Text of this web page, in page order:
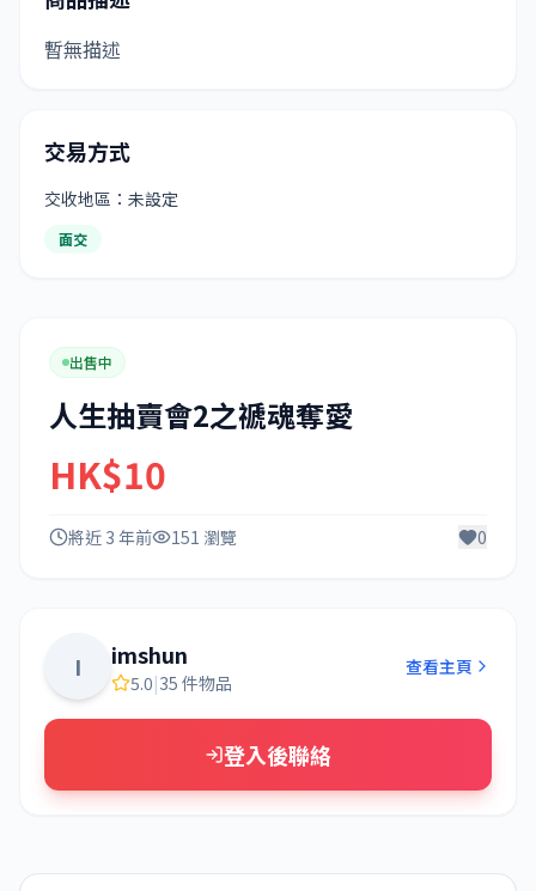
暫無描述
交易方式
交收地區：未設定
面交
出售中
人生抽賣會2之禠魂奪愛
HK$10
將近 3 年前 151 瀏覽 0
I imshun
5.0|35 件物品
查看主頁
登入後聯絡